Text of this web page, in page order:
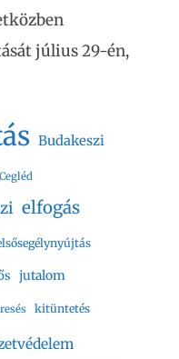
július 29-én,
Budakeszi
Cegléd
elfogás
jutalom
kitüntetés